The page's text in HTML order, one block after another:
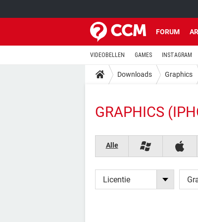
FORUM
VIDEOBELLEN GAMES INSTAGRAM
Downloads Graphics
GRAPHICS
Alle
Licentie